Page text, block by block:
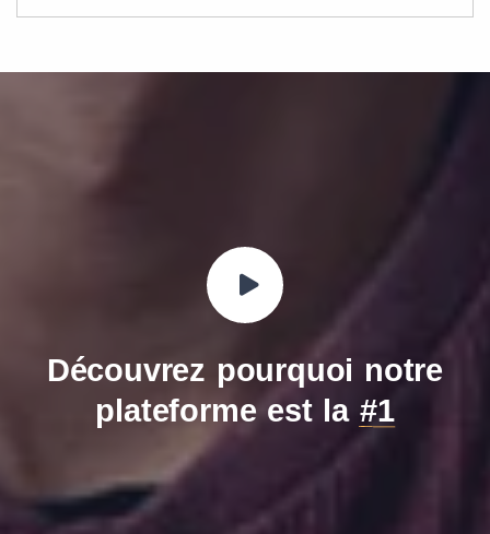
Découvrez pourquoi notre
plateforme est la #1